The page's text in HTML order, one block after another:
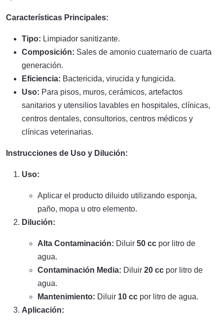
Características Principales:
Tipo: Limpiador sanitizante.
Composición: Sales de amonio cuaternario de cuarta
generación.
Eficiencia: Bactericida, virucida y fungicida.
Uso: Para pisos, muros, cerámicos, artefactos
sanitarios y utensilios lavables en hospitales, clínicas,
centros dentales, consultorios, centros médicos y
clínicas veterinarias.
Instrucciones de Uso y Dilución:
Uso:
Aplicar el producto diluido utilizando esponja,
paño, mopa u otro elemento.
Dilución:
Alta Contaminación: Diluir 50 cc por litro de
agua.
Contaminación Media: Diluir 20 cc por litro de
agua.
Mantenimiento: Diluir 10 cc por litro de agua.
Aplicación: